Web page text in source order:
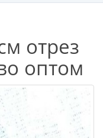
отрез
оптом